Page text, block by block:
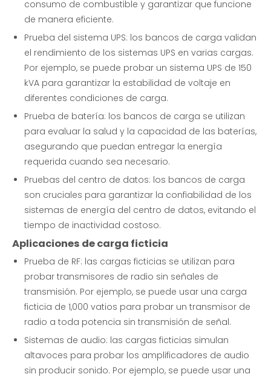
consumo de combustible y garantizar que funcione
de manera eficiente.
Prueba del sistema UPS: los bancos de carga validan
el rendimiento de los sistemas UPS en varias cargas.
Por ejemplo, se puede probar un sistema UPS de 150
kVA para garantizar la estabilidad de voltaje en
diferentes condiciones de carga.
Prueba de batería: los bancos de carga se utilizan
para evaluar la salud y la capacidad de las baterías,
asegurando que puedan entregar la energía
requerida cuando sea necesario.
Pruebas del centro de datos: los bancos de carga
son cruciales para garantizar la confiabilidad de los
sistemas de energía del centro de datos, evitando el
tiempo de inactividad costoso.
Aplicaciones de carga ficticia
Prueba de RF: las cargas ficticias se utilizan para
probar transmisores de radio sin señales de
transmisión. Por ejemplo, se puede usar una carga
ficticia de 1,000 vatios para probar un transmisor de
radio a toda potencia sin transmisión de señal.
Sistemas de audio: las cargas ficticias simulan
altavoces para probar los amplificadores de audio
sin producir sonido. Por ejemplo, se puede usar una